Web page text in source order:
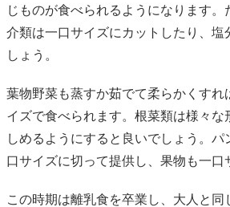
じものが食べられるようになります。
介類は一口サイズにカットしたり、塩
しょう。
葉物野菜も蒸すか茹でて柔らかくすれ
イズで食べられます。根菜類は様々な
しめるようにすると良いでしょう。パ
口サイズに切って提供し、果物も一口
この時期は離乳食を卒業し、大人と同